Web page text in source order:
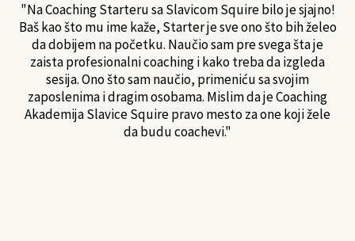
"Na Coaching Starteru sa Slavicom Squire bilo je sjajno!
Baš kao što mu ime kaže, Starter je sve ono što bih želeo
da dobijem na početku. Naučio sam pre svega šta je
zaista profesionalni coaching i kako treba da izgleda
sesija. Ono što sam naučio, primeniću sa svojim
zaposlenima i dragim osobama. Mislim da je Coaching
Akademija Slavice Squire pravo mesto za one koji žele
da budu coachevi."